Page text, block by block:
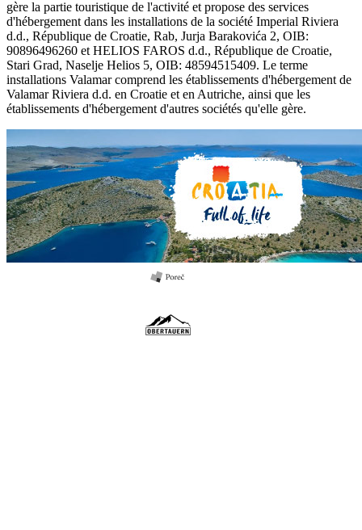
gère la partie touristique de l'activité et propose des services
d'hébergement dans les installations de la société Imperial Riviera
d.d., République de Croatie, Rab, Jurja Barakovića 2, OIB:
90896496260 et HELIOS FAROS d.d., République de Croatie,
Stari Grad, Naselje Helios 5, OIB: 48594515409. Le terme
installations Valamar comprend les établissements d'hébergement de
Valamar Riviera d.d. en Croatie et en Autriche, ainsi que les
établissements d'hébergement d'autres sociétés qu'elle gère.